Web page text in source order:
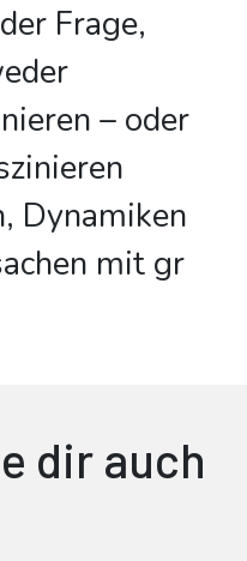
Frage,
– oder
Dynamiken
mit gr
dir auch